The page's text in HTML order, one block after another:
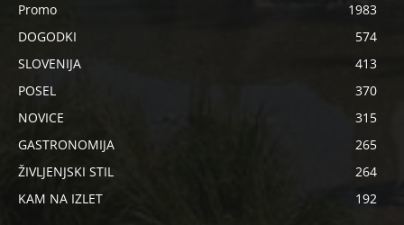
Promo
1983
DOGODKI
574
SLOVENIJA
413
POSEL
370
NOVICE
315
GASTRONOMIJA
265
ŽIVLJENJSKI STIL
264
KAM NA IZLET
192